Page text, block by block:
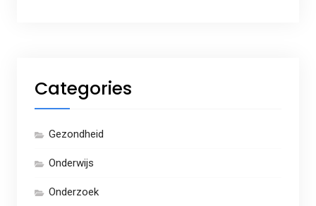
Categories
Gezondheid
Onderwijs
Onderzoek